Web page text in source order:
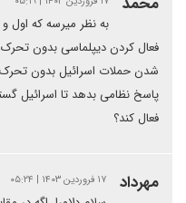
به نظر میرسه که اول
فعال کردن دیپلماسی بدون
شدن حملات اسرائیل بدون تحرک
پاسخ نظامی بدهد تا اسرائیل
فعال کند؟
مهرداد ۱۷ فروردین ۱۴۰۳ | ۰۵:۲۴